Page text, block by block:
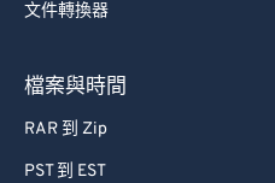
文件轉換器
檔案與時間
RAR 到 Zip
PST 到 EST